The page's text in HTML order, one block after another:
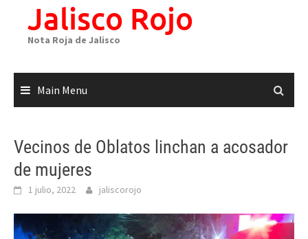
Jalisco Rojo
Nota Roja de Jalisco
Main Menu
Vecinos de Oblatos linchan a acosador
de mujeres
1 julio, 2022 jaliscorojo